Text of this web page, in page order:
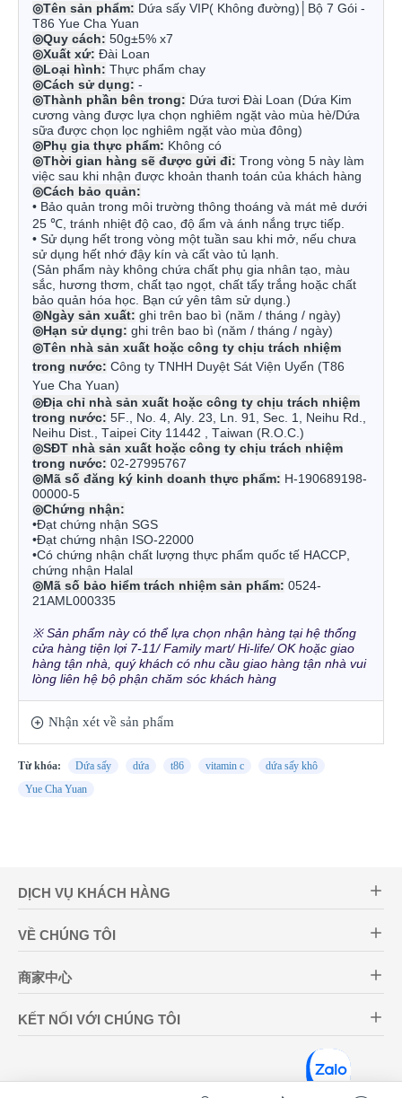
◎Tên sản phẩm: Dứa sấy VIP( Không đường)│Bộ 7 Gói -
T86 Yue Cha Yuan
◎Quy cách: 50g±5% x7
◎Xuất xứ: Đài Loan
◎Loại hình: Thực phẩm chay
◎Cách sử dụng: -
◎Thành phần bên trong: Dứa tươi Đài Loan (Dứa Kim
cương vàng được lựa chọn nghiêm ngặt vào mùa hè/Dứa
sữa được chọn lọc nghiêm ngặt vào mùa đông)
◎Phụ gia thực phẩm: Không có
◎Thời gian hàng sẽ được gửi đi: Trong vòng 5 này làm
việc sau khi nhận được khoản thanh toán của khách hàng
◎Cách bảo quản:
• Bảo quản trong môi trường thông thoáng và mát mẻ dưới
25 ℃, tránh nhiệt độ cao, độ ẩm và ánh nắng trực tiếp.
• Sử dụng hết trong vòng một tuần sau khi mở, nếu chưa
sử dụng hết nhớ đậy kín và cất vào tủ lạnh.
(Sản phẩm này không chứa chất phụ gia nhân tạo, màu
sắc, hương thơm, chất tạo ngọt, chất tẩy trắng hoặc chất
bảo quản hóa học. Bạn cứ yên tâm sử dụng.)
◎Ngày sản xuất: ghi trên bao bì (năm / tháng / ngày)
◎Hạn sử dụng: ghi trên bao bì (năm / tháng / ngày)
◎Tên nhà sản xuất hoặc công ty chịu trách nhiệm
trong nước: Công ty TNHH Duyệt Sát Viện Uyển (T86
Yue Cha Yuan)
◎Địa chỉ nhà sản xuất hoặc công ty chịu trách nhiệm
trong nước: 5F., No. 4, Aly. 23, Ln. 91, Sec. 1, Neihu Rd.,
Neihu Dist., Taipei City 11442 , Taiwan (R.O.C.)
◎SĐT nhà sản xuất hoặc công ty chịu trách nhiệm
trong nước: 02-27995767
◎Mã số đăng ký kinh doanh thực phẩm: H-190689198-
00000-5
◎Chứng nhận:
•Đạt chứng nhận SGS
•Đạt chứng nhận ISO-22000
•Có chứng nhận chất lượng thực phẩm quốc tế HACCP,
chứng nhận Halal
◎Mã số bảo hiểm trách nhiệm sản phẩm: 0524-
21AML000335
※ Sản phẩm này có thể lựa chọn nhận hàng tại hệ thống
cửa hàng tiện lợi 7-11/ Family mart/ Hi-life/ OK hoặc giao
hàng tận nhà, quý khách có nhu cầu giao hàng tận nhà vui
lòng liên hệ bộ phận chăm sóc khách hàng
Nhận xét về sản phẩm
Từ khóa: Dứa sấy dứa t86 vitamin c
dứa sấy khô
Yue Cha Yuan
DỊCH VỤ KHÁCH HÀNG
VỀ CHÚNG TÔI
商家中心
KẾT NỐI VỚI CHÚNG TÔI